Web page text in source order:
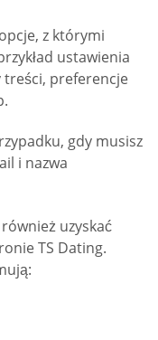
z którymi
ustawienia
preferencje
gdy musisz
i nazwa
uzyskać
TS Dating.